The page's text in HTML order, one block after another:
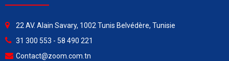
22 AV. Alain Savary, 1002 Tunis Belvédère, Tunisie
31 300 553 - 58 490 221
Contact@zoom.com.tn